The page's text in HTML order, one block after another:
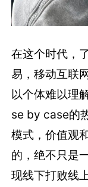
在这个时代，
易，移动互联
以个体难以理
se by case的
模式，价值观
的，绝不只是
现线下打败线